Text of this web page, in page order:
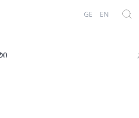
GE EN
;